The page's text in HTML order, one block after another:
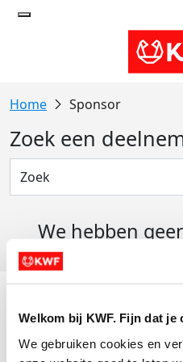
Welkom bij KWF. Fijn dat je
We gebruiken cookies en
Sponsor
Zoek een
We hebben
Actiematerialen
Evenementen